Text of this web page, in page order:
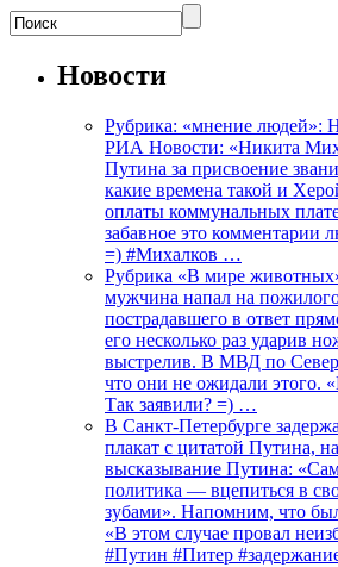
Новости
Рубрика: «мнение людей»:
РИА Новости: «Никита
Путина за присвоение
какие времена такой и
оплаты коммунальных
забавное это комментарии
=) #Михалков …
Рубрика «В мире
мужчина напал на
пострадавшего в ответ
его несколько раз ударив
выстрелив. В МВД по
что они не ожидали этого.
Так заявили? =) …
В Санкт-Петербурге
плакат с цитатой Путина,
высказывание Путина:
политика — вцепиться в
зубами». Напомним, что
«В этом случае провал
#Путин #Питер